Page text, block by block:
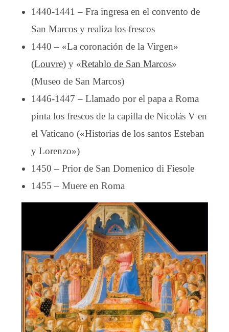
1440-1441 – Fra ingresa en el convento de
San Marcos y realiza los frescos
1440 – «La coronación de la Virgen»
(Louvre) y «Retablo de San Marcos»
(Museo de San Marcos)
1446-1447 – Llamado por el papa a Roma
pinta los frescos de la capilla de Nicolás V en
el Vaticano («Historias de los santos Esteban
y Lorenzo»)
1450 – Prior de San Domenico di Fiesole
1455 – Muere en Roma